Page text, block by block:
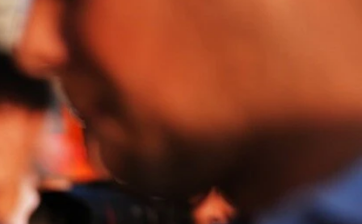
7日に41歳になった7度の世界王者にとって今シーズンは勝
更が実施される26年を好機ととらえ、「勝ちたい」と意欲